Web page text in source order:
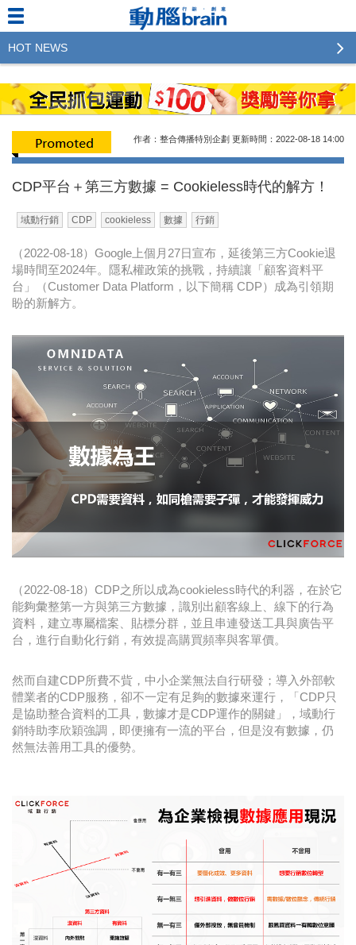
作者：整合傳播特別企劃 更新時間：2022-08-18 14:00
CDP平台＋第三方數據 = Cookieless時代的解方！
域動行銷 CDP cookieless 數據 行銷
（2022-08-18）Google上個月27日宣布，延後第三方Cookie退
場時間至2024年。隱私權政策的挑戰，持續讓「顧客資料平
台」（Customer Data Platform，以下簡稱 CDP）成為引領期
盼的新解方。
（2022-08-18）CDP之所以成為cookieless時代的利器，在於它
能夠彙整第一方與第三方數據，識別出顧客線上、線下的行為
資料，建立專屬檔案、貼標分群，並且串連發送工具與廣告平
台，進行自動化行銷，有效提高購買頻率與客單價。
然而自建CDP所費不貲，中小企業無法自行研發；導入外部軟
體業者的CDP服務，卻不一定有足夠的數據來運行，「CDP只
是協助整合資料的工具，數據才是CDP運作的關鍵」，域動行
銷特助李欣穎強調，即便擁有一流的平台，但是沒有數據，仍
然無法善用工具的優勢。
HOT NEWS
2023行銷傳播傑出貢獻獎 啟動徵件！期許參賽作品
更創新及具影響力
2022行銷傳播傑出貢獻獎得獎名單揭曉，近400位行
銷傳播人共襄盛舉！The Winners of 2022《Brain》
感美照
2023台灣民生快消品牌排行 14億次國民消費揭曉品
牌足跡贏家
域動行銷公布人事異動
CSD中衛營運長張德成：中衛跳脫框架 玩出口罩新
時尚
金獎的代價 牛恆泰：沒人知道我失去什麼！
台灣百事食品 注重品牌體驗創造差異化
黃麗萍：媒體代理商有幫客戶升級的責任！
牛恆泰：媒體產業蛻變關鍵期，數位轉型該怎麼
搞？（上）